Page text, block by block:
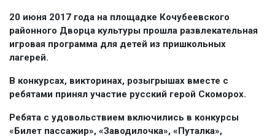
20 июня 2017 года на площадке Кочубеевского
районного Дворца культуры прошла развлекательная
игровая программа для детей из пришкольных
лагерей.
В конкурсах, викторинах, розыгрышах вместе с
ребятами принял участие русский герой Скоморох.
Ребята с удовольствием включились в конкурсы
«Билет пассажир», «Заводилочка», «Путалка»,